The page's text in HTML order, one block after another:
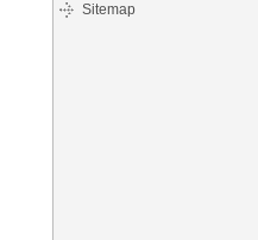
Sitemap